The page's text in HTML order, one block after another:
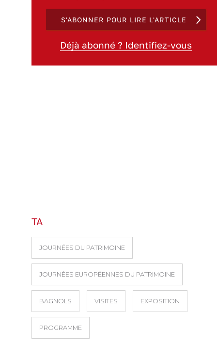
S'ABONNER POUR LIRE L'ARTICLE
Déjà abonné ? Identifiez-vous
TA
JOURNÉES DU PATRIMOINE
JOURNÉES EUROPÉENNES DU PATRIMOINE
BAGNOLS VISITES EXPOSITION
PROGRAMME